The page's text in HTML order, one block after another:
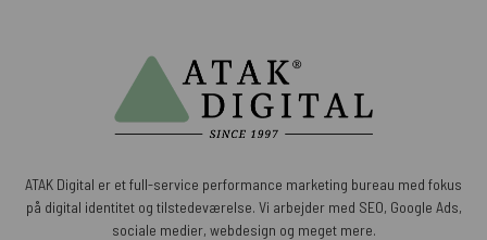
ATAK Digital er et full-service performance marketing bureau med fokus
på digital identitet og tilstedeværelse. Vi arbejder med SEO, Google Ads,
sociale medier, webdesign og meget mere.